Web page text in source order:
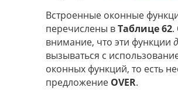
Встроенные оконные
перечислены вТаблице 62.
внимание, что эти функции
вызываться с
оконных функций, то есть
предложение OVER.